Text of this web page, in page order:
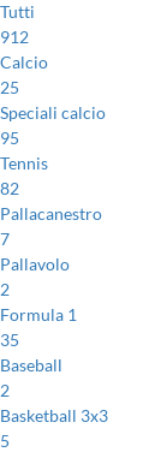
Tutti
912
Calcio
25
Speciali calcio
95
Tennis
82
Pallacanestro
7
Pallavolo
2
Formula 1
35
Baseball
2
Basketball 3x3
5